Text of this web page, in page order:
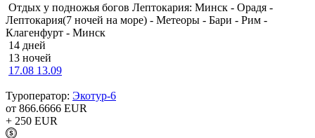
Отдых у подножья богов Лептокария: Минск - Орадя -
Лептокария(7 ночей на море) - Метеоры - Бари - Рим -
Клагенфурт - Минск
14 дней
13 ночей
17.08 13.09
Туроператор: Экотур-6
от 866.6666 EUR
+ 250 EUR